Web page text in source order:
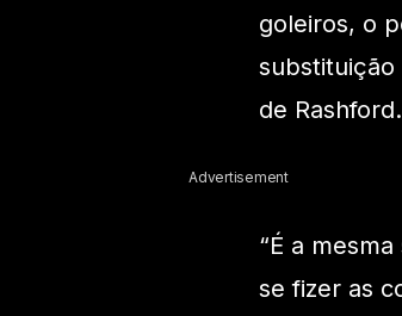
goleiros, o
de Rashford.
Advertisement
“É a
se fizer as